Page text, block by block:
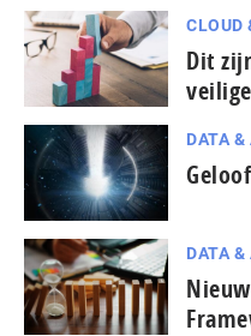
CLOUD
Dit
DATA &
DATA &